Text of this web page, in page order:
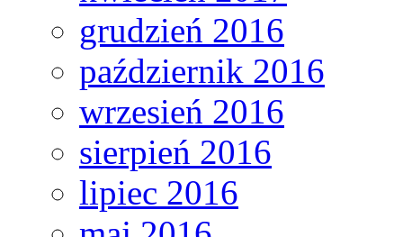
grudzień 2016
październik 2016
wrzesień 2016
sierpień 2016
lipiec 2016